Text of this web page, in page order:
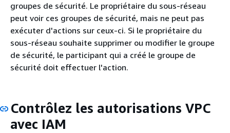
groupes de sécurité. Le propriétaire du sous-réseau
peut voir ces groupes de sécurité, mais ne peut pas
exécuter d'actions sur ceux-ci. Si le propriétaire du
sous-réseau souhaite supprimer ou modifier le groupe
de sécurité, le participant qui a créé le groupe de
sécurité doit effectuer l'action.
Contrôlez les autorisations VPC
avec IAM